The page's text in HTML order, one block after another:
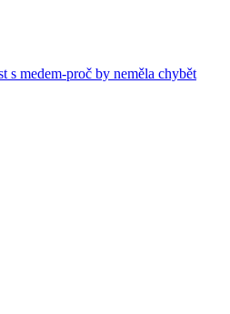
s medem-proč by neměla chybět